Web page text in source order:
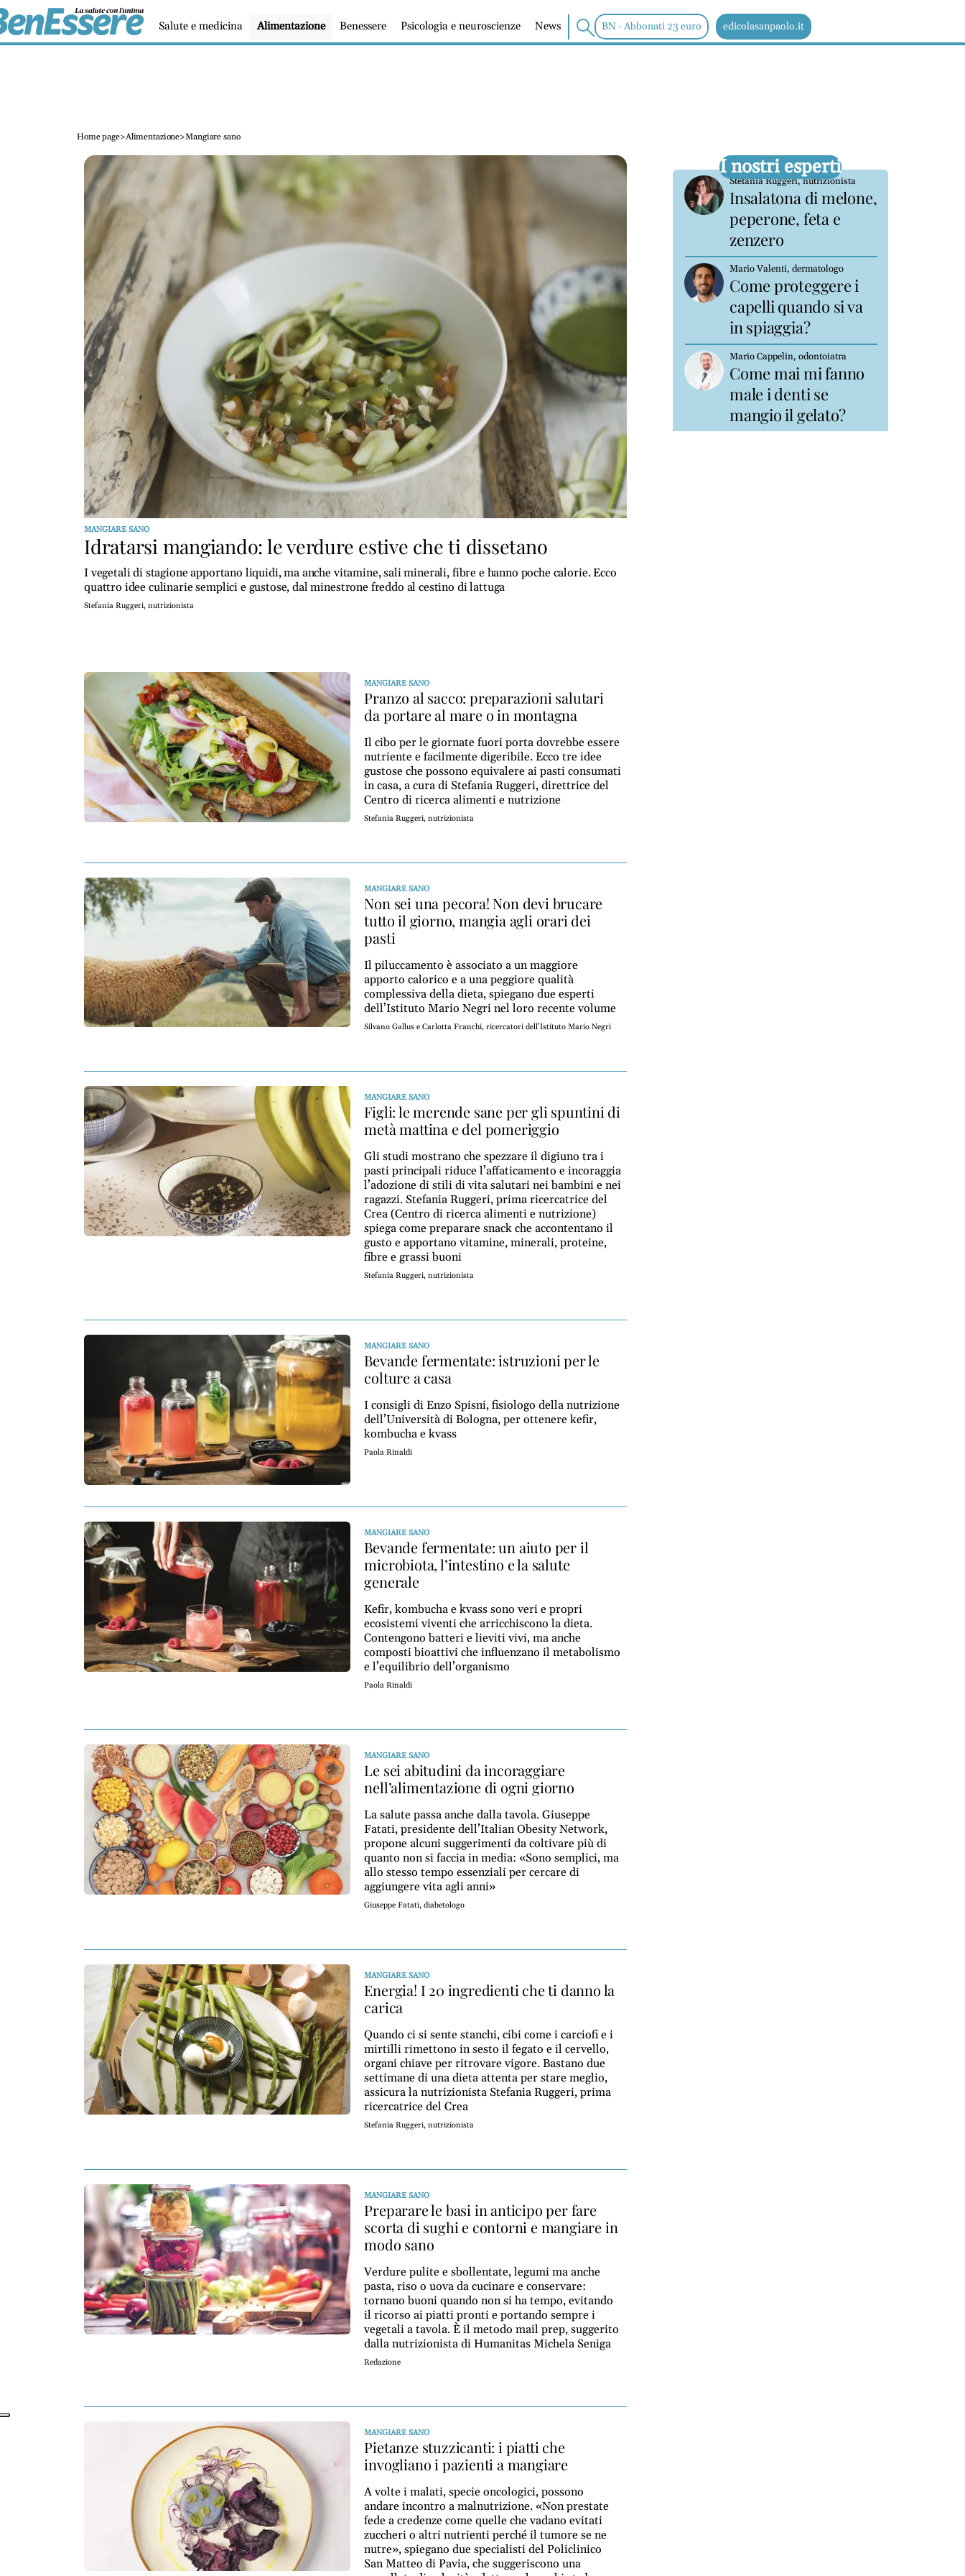
BN - Abbonati 23 euro edicolasanpaolo.it
Salute e medicina Alimentazione Benessere Psicologia e neuroscienze News
Home page>Alimentazione>Mangiare sano
MANGIARE SANO
Idratarsi mangiando: le verdure estive che ti dissetano
I vegetali di stagione apportano liquidi, ma anche vitamine, sali minerali, fibre e hanno poche calorie. Ecco
quattro idee culinarie semplici e gustose, dal minestrone freddo al cestino di lattuga
Stefania Ruggeri, nutrizionista
MANGIARE SANO
Pranzo al sacco: preparazioni salutari
da portare al mare o in montagna
Il cibo per le giornate fuori porta dovrebbe essere
nutriente e facilmente digeribile. Ecco tre idee
gustose che possono equivalere ai pasti consumati
in casa, a cura di Stefania Ruggeri, direttrice del
Centro di ricerca alimenti e nutrizione
Stefania Ruggeri, nutrizionista
MANGIARE SANO
Non sei una pecora! Non devi brucare
tutto il giorno, mangia agli orari dei
pasti
Il piluccamento è associato a un maggiore
apporto calorico e a una peggiore qualità
complessiva della dieta, spiegano due esperti
dell’Istituto Mario Negri nel loro recente volume
Silvano Gallus e Carlotta Franchi, ricercatori dell’Istituto Mario Negri
MANGIARE SANO
Figli: le merende sane per gli spuntini di
metà mattina e del pomeriggio
Gli studi mostrano che spezzare il digiuno tra i
pasti principali riduce l’affaticamento e incoraggia
l’adozione di stili di vita salutari nei bambini e nei
ragazzi. Stefania Ruggeri, prima ricercatrice del
Crea (Centro di ricerca alimenti e nutrizione)
spiega come preparare snack che accontentano il
gusto e apportano vitamine, minerali, proteine,
fibre e grassi buoni
Stefania Ruggeri, nutrizionista
MANGIARE SANO
Bevande fermentate: istruzioni per le
colture a casa
I consigli di Enzo Spisni, fisiologo della nutrizione
dell’Università di Bologna, per ottenere kefir,
kombucha e kvass
Paola Rinaldi
MANGIARE SANO
Bevande fermentate: un aiuto per il
microbiota, l’intestino e la salute
generale
Kefir, kombucha e kvass sono veri e propri
ecosistemi viventi che arricchiscono la dieta.
Contengono batteri e lieviti vivi, ma anche
composti bioattivi che influenzano il metabolismo
e l’equilibrio dell’organismo
Paola Rinaldi
MANGIARE SANO
Le sei abitudini da incoraggiare
nell’alimentazione di ogni giorno
La salute passa anche dalla tavola. Giuseppe
Fatati, presidente dell’Italian Obesity Network,
propone alcuni suggerimenti da coltivare più di
quanto non si faccia in media: «Sono semplici, ma
allo stesso tempo essenziali per cercare di
aggiungere vita agli anni»
Giuseppe Fatati, diabetologo
MANGIARE SANO
Energia! I 20 ingredienti che ti danno la
carica
Quando ci si sente stanchi, cibi come i carciofi e i
mirtilli rimettono in sesto il fegato e il cervello,
organi chiave per ritrovare vigore. Bastano due
settimane di una dieta attenta per stare meglio,
assicura la nutrizionista Stefania Ruggeri, prima
ricercatrice del Crea
Stefania Ruggeri, nutrizionista
MANGIARE SANO
Preparare le basi in anticipo per fare
scorta di sughi e contorni e mangiare in
modo sano
Verdure pulite e sbollentate, legumi ma anche
pasta, riso o uova da cucinare e conservare:
tornano buoni quando non si ha tempo, evitando
il ricorso ai piatti pronti e portando sempre i
vegetali a tavola. È il metodo mail prep, suggerito
dalla nutrizionista di Humanitas Michela Seniga
Redazione
MANGIARE SANO
Pietanze stuzzicanti: i piatti che
invogliano i pazienti a mangiare
A volte i malati, specie oncologici, possono
andare incontro a malnutrizione. «Non prestate
fede a credenze come quelle che vadano evitati
zuccheri o altri nutrienti perché il tumore se ne
nutre», spiegano due specialisti del Policlinico
San Matteo di Pavia, che suggeriscono una
I nostri esperti
Insalatona di melone,
peperone, feta e
zenzero
Stefania Ruggeri, nutrizionista
Come proteggere i
capelli quando si va
in spiaggia?
Mario Valenti, dermatologo
Come mai mi fanno
male i denti se
mangio il gelato?
Mario Cappelin, odontoiatra